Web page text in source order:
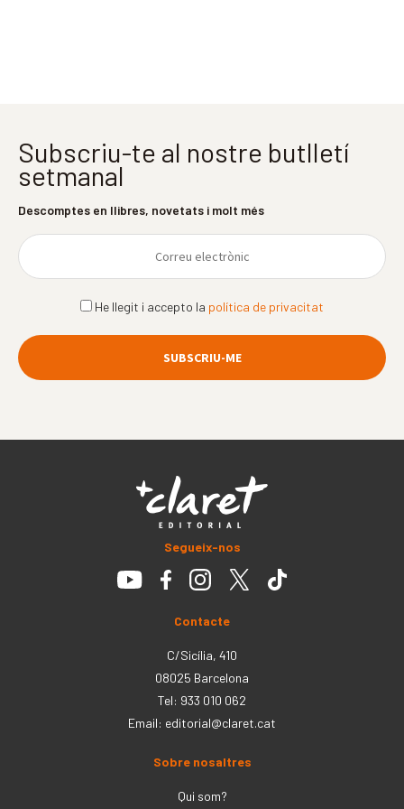
Subscriu-te al nostre butlletí
setmanal
Descomptes en llibres, novetats i molt més
He llegit i accepto la política de privacitat
Segueix-nos
Contacte
C/Sicília, 410
08025 Barcelona
Tel: 933 010 062
Email: editorial@claret.cat
Sobre nosaltres
Qui som?